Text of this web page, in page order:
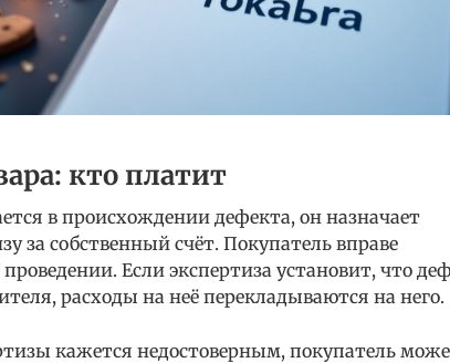
кто платит
в происхождении дефекта, он назначает
за собственный счёт. Покупатель вправе
Если экспертиза установит, что
расходы на неё перекладываются на него.
кажется недостоверным, покупатель